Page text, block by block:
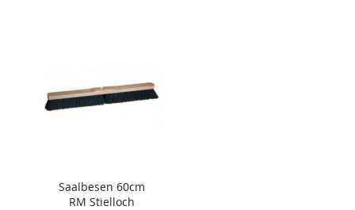
Saalbesen 60cm
RM Stielloch